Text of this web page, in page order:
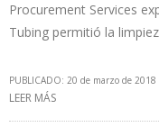
Procurement Services
Tubing permitió la
PUBLICADO: 20 de marzo de 2018
LEER MÁS